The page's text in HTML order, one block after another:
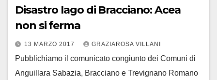
Disastro lago di Bracciano: Acea
non si ferma
13 MARZO 2017 GRAZIAROSA VILLANI
Pubblichiamo il comunicato congiunto dei Comuni di
Anguillara Sabazia, Bracciano e Trevignano Romano